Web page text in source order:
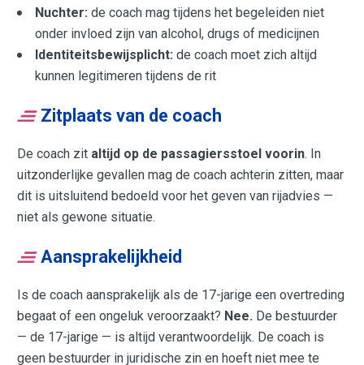
Nuchter: de coach mag tijdens het begeleiden niet
onder invloed zijn van alcohol, drugs of medicijnen
Identiteitsbewijsplicht: de coach moet zich altijd
kunnen legitimeren tijdens de rit
Zitplaats van de coach
De coach zit altijd op de passagiersstoel voorin. In
uitzonderlijke gevallen mag de coach achterin zitten, maar
dit is uitsluitend bedoeld voor het geven van rijadvies —
niet als gewone situatie.
Aansprakelijkheid
Is de coach aansprakelijk als de 17-jarige een overtreding
begaat of een ongeluk veroorzaakt? Nee. De bestuurder
— de 17-jarige — is altijd verantwoordelijk. De coach is
geen bestuurder in juridische zin en hoeft niet mee te